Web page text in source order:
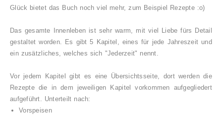
Glück bietet das Buch noch viel mehr, zum Beispiel Rezepte :o)
Das gesamte Innenleben ist sehr warm, mit viel Liebe fürs Detail
gestaltet worden. Es gibt 5 Kapitel, eines für jede Jahreszeit und
ein zusätzliches, welches sich "Jederzeit" nennt.
Vor jedem Kapitel gibt es eine Übersichtsseite, dort werden die
Rezepte die in dem jeweiligen Kapitel vorkommen aufgegliedert
aufgeführt. Unterteilt nach:
Vorspeisen